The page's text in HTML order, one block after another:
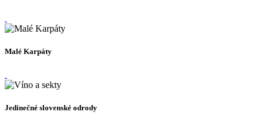
Malé Karpáty
Jedinečné slovenské odrody